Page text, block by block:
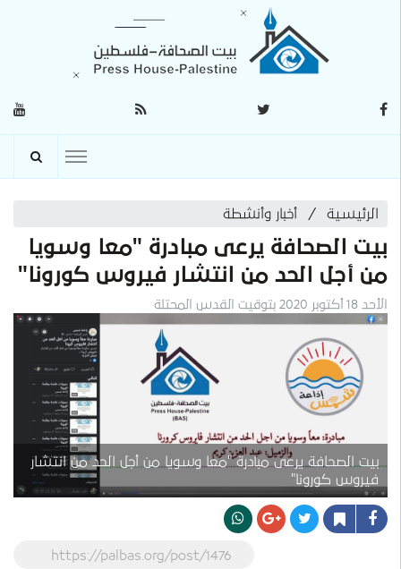
الرئيسية أخبار وأنشطة
بيت الصحافة يرعى مبادرة "معا وسويا
من أجل الحد من انتشار فيروس كورونا"
الأحد 18 أكتوبر 2020 بتوقيت القدس المحتلة
بيت الصحافة يرعى مبادرة "معا وسويا من أجل الحد من انتشار
فيروس كورونا"
https://palbas.org/post/1476